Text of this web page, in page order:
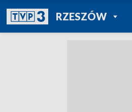
RZESZÓWPOWRÓT DO
TVP REGIONY